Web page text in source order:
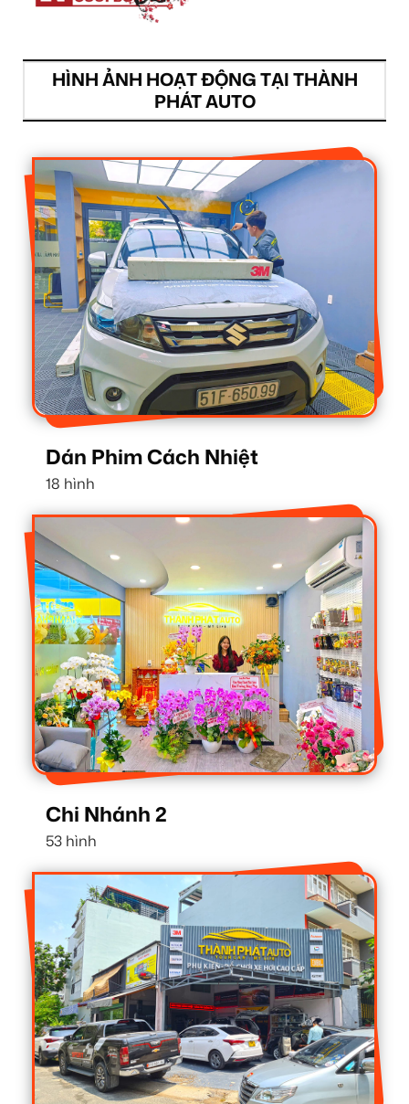
HÌNH ẢNH HOẠT ĐỘNG TẠI THÀNH
PHÁT AUTO
Dán Phim Cách Nhiệt
18 hình
Chi Nhánh 2
53 hình